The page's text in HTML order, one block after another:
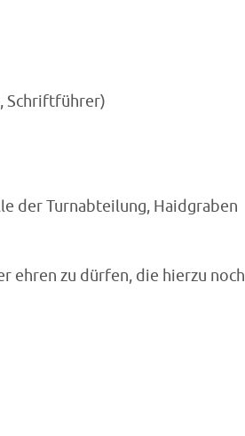
Schriftführer)
der Turnabteilung, Haidgraben
ehren zu dürfen, die hierzu noch